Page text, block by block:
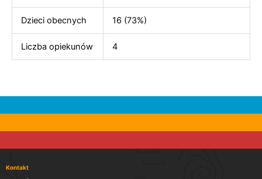
Dzieci obecnych 16 (73%)
Liczba opiekunów 4
Kontakt